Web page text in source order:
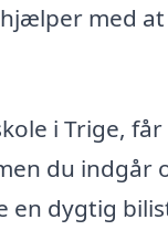
med
i Trige,
du indgår
en dygtig